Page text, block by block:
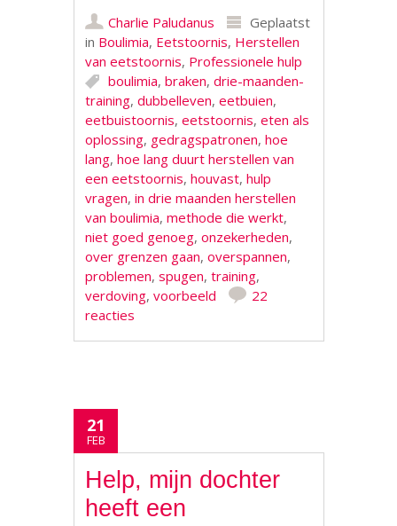
Charlie Paludanus
Geplaatst
in Boulimia, Eetstoornis, Herstellen
van eetstoornis, Professionele hulp
boulimia,braken,drie-maanden-
training,dubbelleven,eetbuien,
eetbuistoornis,eetstoornis,eten als
oplossing, gedragspatronen,hoe
lang,hoe lang duurt herstellen van
een eetstoornis,houvast,hulp
vragen,in drie maanden herstellen
van boulimia,methode die werkt,
niet goed genoeg,onzekerheden,
over grenzen gaan,overspannen,
problemen,spugen,training,
verdoving,voorbeeld
22
reacties
21
FEB
Help, mijn dochter
heeft een